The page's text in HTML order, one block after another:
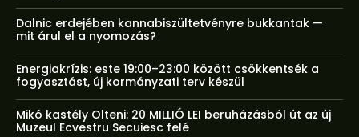
Dalnic erdejében kannabiszültetvényre bukkantak —
mit árul el a nyomozás?
Energiakrízis: este 19:00–23:00 között csökkentsék a
fogyasztást, új kormányzati terv készül
Mikó kastély Olteni: 20 MILLIÓ LEI beruházásból út az új
Muzeul Ecvestru Secuiesc felé